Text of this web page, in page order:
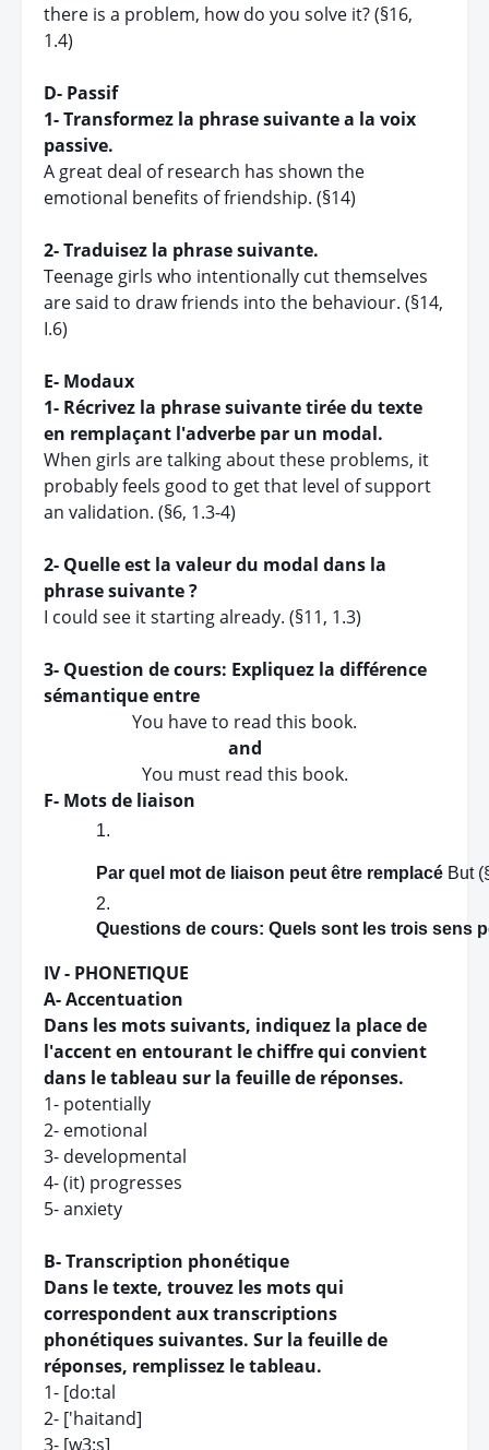
there is a problem, how do you solve it? (§16,
1.4)
D- Passif
1- Transformez la phrase suivante a la voix
passive.
A great deal of research has shown the
emotional benefits of friendship. (§14)
2- Traduisez la phrase suivante.
Teenage girls who intentionally cut themselves
are said to draw friends into the behaviour. (§14,
I.6)
E- Modaux
1- Récrivez la phrase suivante tirée du texte
en remplaçant l'adverbe par un modal.
When girls are talking about these problems, it
probably feels good to get that level of support
an validation. (§6, 1.3-4)
2- Quelle est la valeur du modal dans la
phrase suivante ?
I could see it starting already. (§11, 1.3)
3- Question de cours: Expliquez la différence
sémantique entre
You have to read this book.
and
You must read this book.
F- Mots de liaison
﻿﻿﻿Par quel mot de liaison peut être remplacé But
Questions de cours: Quels sont les trois sens
IV - PHONETIQUE
A- Accentuation
Dans les mots suivants, indiquez la place de
l'accent en entourant le chiffre qui convient
dans le tableau sur la feuille de réponses.
1- potentially
2- emotional
3- developmental
4- (it) progresses
5- anxiety
B- Transcription phonétique
Dans le texte, trouvez les mots qui
correspondent aux transcriptions
phonétiques suivantes. Sur la feuille de
réponses, remplissez le tableau.
1- [do:tal
2- ['haitand]
3- [w3:s]